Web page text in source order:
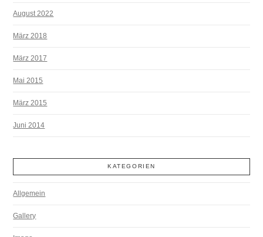
August 2022
März 2018
März 2017
Mai 2015
März 2015
Juni 2014
KATEGORIEN
Allgemein
Gallery